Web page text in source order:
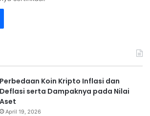
Perbedaan Koin Kripto Inflasi dan
Deflasi serta Dampaknya pada Nilai
Aset
April 19, 2026